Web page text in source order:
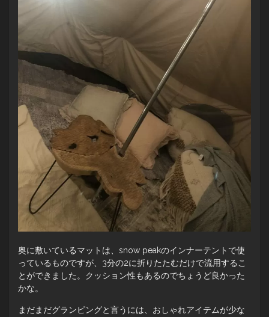
奥に敷いているマットは、snow peakのインナーテントで使
っているものですが、3分の2に折りたたむだけで流用するこ
とができました。クッション性もあるのでちょうど良かった
かな。
まだまだグランピングと言うには、おしゃれアイテムが少な